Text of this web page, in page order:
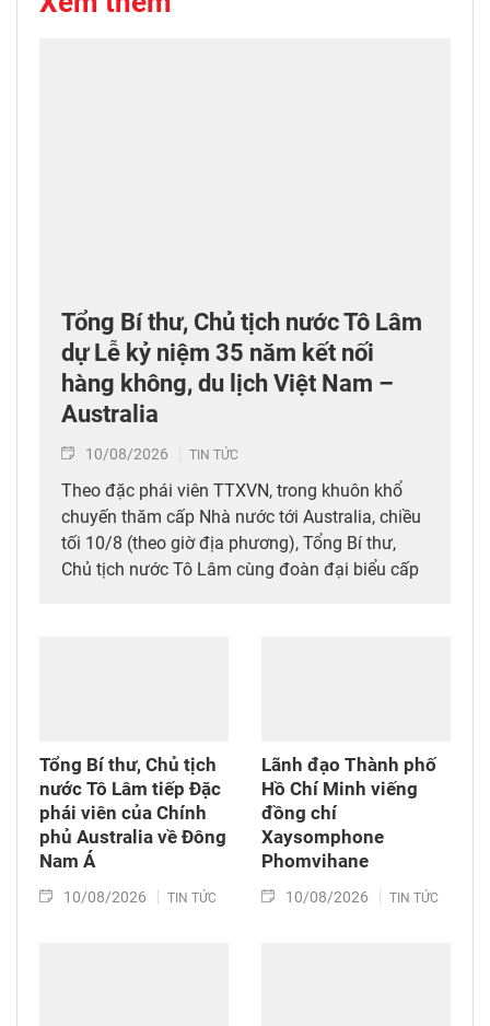
Tổng Bí thư, Chủ tịch nước Tô Lâm
dự Lễ kỷ niệm 35 năm kết nối
hàng không, du lịch Việt Nam –
Australia
10/08/2026 TIN TỨC
Theo đặc phái viên TTXVN, trong khuôn khổ
chuyến thăm cấp Nhà nước tới Australia, chiều
tối 10/8 (theo giờ địa phương), Tổng Bí thư,
Chủ tịch nước Tô Lâm cùng đoàn đại biểu cấp
Tổng Bí thư, Chủ tịch
nước Tô Lâm tiếp Đặc
phái viên của Chính
phủ Australia về Đông
Nam Á
10/08/2026 TIN TỨC
Lãnh đạo Thành phố
Hồ Chí Minh viếng
đồng chí
Xaysomphone
Phomvihane
10/08/2026 TIN TỨC